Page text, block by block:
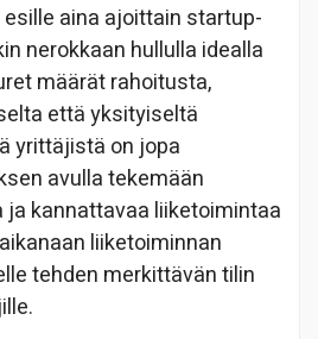
aina ajoittain startup-
nerokkaan hullulla idealla
määrät rahoitusta,
että yksityiseltä
yrittäjistä on jopa
avulla tekemään
kannattavaa liiketoimintaa
liiketoiminnan
tehden merkittävän tilin